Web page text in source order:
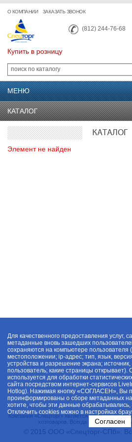
О КОМПАНИИ ЗАКАЗАТЬ ЗВОНОК
(812) 244-76-68
Купить в розницу
МЕНЮ
КАТАЛОГ
КАТАЛОГ
Элемент не найден
Компания «Спецторг» является одним из
хозтоваров. Всегда в наличии
© 2015 ООО «Спецторг-СПб».
Для качественного предоставления услуг,
метаданные вновь зашедших
сохраняются на компьютере пользователя
местоположении; ip-адрес; тип, язык,
устройства и разрешение экрана;
пользователь; какие страницы
используется для обработки
сайта посредством интернет-сервисов
Hotlog). Нажимая кнопку «СОГЛАСЕН», Вы
проинформированы о сборе метаданных
хотите, чтобы эти данные
Отключить cookies можно в настройках
Согласен